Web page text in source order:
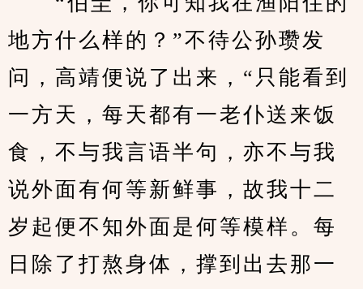
地方什么样的？”不待公孙瓒发
问，高靖便说了出来，“只能看到
一方天，每天都有一老仆送来饭
食，不与我言语半句，亦不与我
说外面有何等新鲜事，故我十二
岁起便不知外面是何等模样。每
日除了打熬身体，撑到出去那一